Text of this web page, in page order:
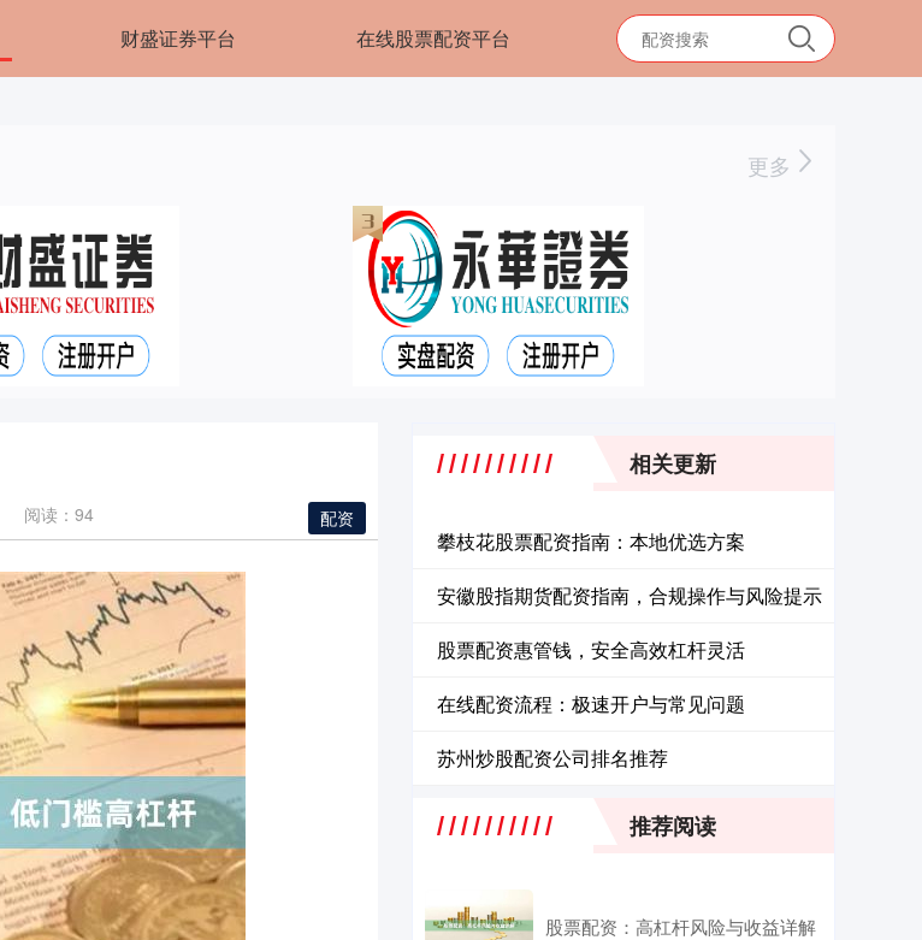
财盛证券平台 在线股票配资平台
更多
配资
阅读：94
相关更新
攀枝花股票配资指南：本地优选方案
安徽股指期货配资指南，合规操作与风险提示
股票配资惠管钱，安全高效杠杆灵活
在线配资流程：极速开户与常见问题
苏州炒股配资公司排名推荐
推荐阅读
股票配资：高杠杆风险与收益详解